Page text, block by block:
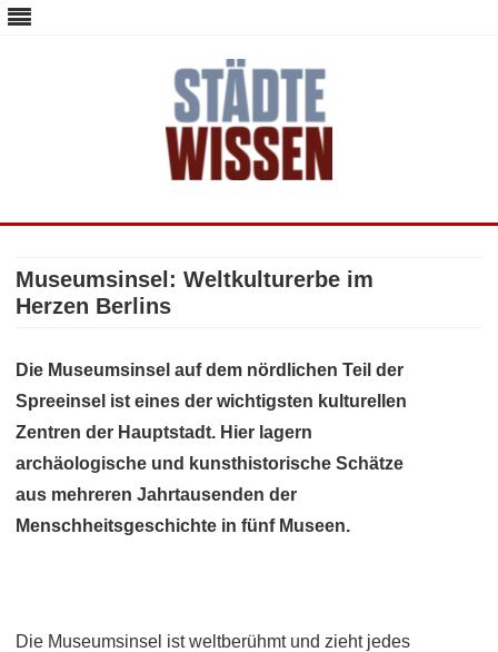
Deutschlands Metropolen
Skip
content
Museumsinsel: Weltkulturerbe im
Herzen Berlins
Die Museumsinsel auf dem nördlichen Teil der
Spreeinsel ist eines der wichtigsten kulturellen
Zentren der Hauptstadt. Hier lagern
archäologische und kunsthistorische Schätze
aus mehreren Jahrtausenden der
Menschheitsgeschichte in fünf Museen.
Die Museumsinsel ist weltberühmt und zieht jedes